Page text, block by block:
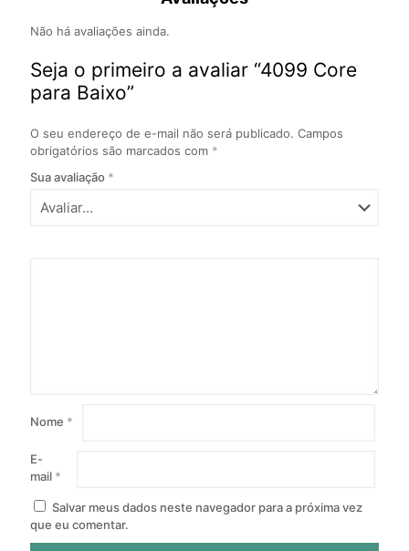
Não há avaliações ainda.
Seja o primeiro a avaliar “4099 Core
para Baixo”
O seu endereço de e-mail não será publicado. Campos
obrigatórios são marcados com *
Sua avaliação *
Nome *
E-
mail *
Salvar meus dados neste navegador para a próxima vez
que eu comentar.